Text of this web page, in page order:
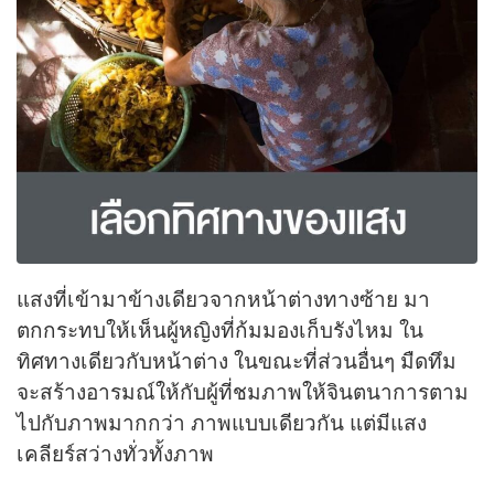
แสงที่เข้ามาข้างเดียวจากหน้าต่างทางซ้าย มา
ตกกระทบให้เห็นผู้หญิงที่ก้มมองเก็บรังไหม ใน
ทิศทางเดียวกับหน้าต่าง ในขณะที่ส่วนอื่นๆ มืดทึม
จะสร้างอารมณ์ให้กับผู้ที่ชมภาพให้จินตนาการตาม
ไปกับภาพมากกว่า ภาพแบบเดียวกัน แต่มีแสง
เคลียร์สว่างทั่วทั้งภาพ